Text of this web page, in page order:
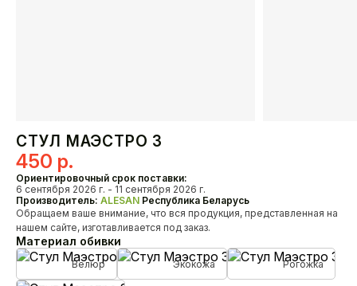
О нас
HoReCa
Доставка и оплата
Наши проекты
Дизайнерам
Дилерам
СТУЛ МАЭСТРО 3
450 р.
Ориентировочный срок поставки:
6 сентября 2026 г. - 11 сентября 2026 г.
Производитель: ALESAN Республика Беларусь
Обращаем ваше внимание, что вся продукция, представленная на
нашем сайте, изготавливается под заказ.
Материал обивки
Велюр Экокожа Рогожка